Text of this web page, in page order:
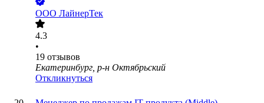
ООО ЛайнерТек
4.3
•
19 отзывов
Екатеринбург, р-н Октябрьский
Откликнуться